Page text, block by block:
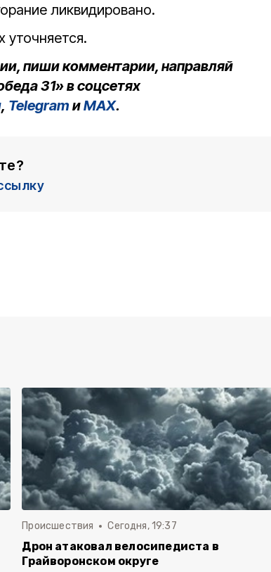
ликвидировано.
уточняется.
пиши комментарии, направляй
31» в соцсетях
, Telegram иMAX.
Происшествия Сегодня, 19:37
Дрон атаковал велосипедиста в
Грайворонском округе